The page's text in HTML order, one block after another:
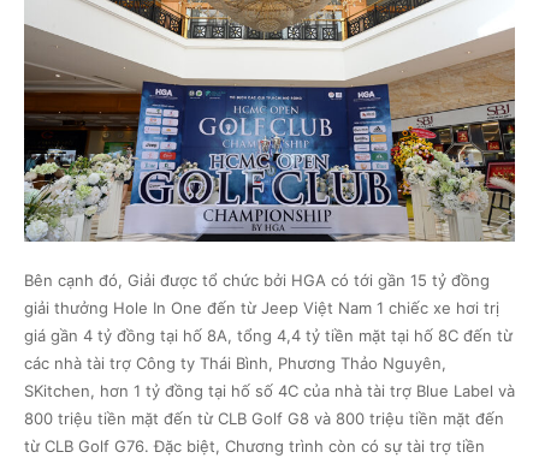
Bên cạnh đó, Giải được tổ chức bởi HGA có tới gần 15 tỷ đồng
giải thưởng Hole In One đến từ Jeep Việt Nam 1 chiếc xe hơi trị
giá gần 4 tỷ đồng tại hố 8A, tổng 4,4 tỷ tiền mặt tại hố 8C đến từ
các nhà tài trợ Công ty Thái Bình, Phương Thảo Nguyên,
SKitchen, hơn 1 tỷ đồng tại hố số 4C của nhà tài trợ Blue Label và
800 triệu tiền mặt đến từ CLB Golf G8 và 800 triệu tiền mặt đến
từ CLB Golf G76. Đặc biệt, Chương trình còn có sự tài trợ tiền